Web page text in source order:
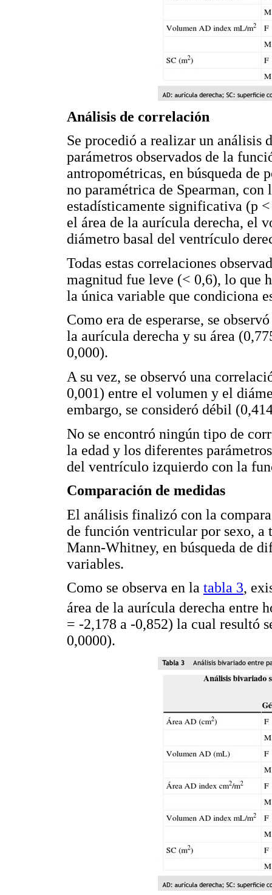
Análisis de correlación
Se procedió a realizar un análisis
parámetros observados de la
antropométricas, en búsqueda de
no paramétrica de Spearman,
estadísticamente significativa (p
el área de la aurícula derecha, el
diámetro basal del ventrículo
Todas estas correlaciones
magnitud fue leve (< 0,6), lo que
la única variable que condiciona
Como era de esperarse, se
la aurícula derecha y su área
0,000).
A su vez, se observó una
0,001) entre el volumen y el
embargo, se consideró débil
No se encontró ningún tipo de
la edad y los diferentes
del ventrículo izquierdo con la
Comparación de medidas
El análisis finalizó con la
de función ventricular por sexo, a
Mann-Whitney, en búsqueda de
variables.
Como se observa en la tabla 3,
área de la aurícula derecha entre
= -2,178 a -0,852) la cual resultó
0,0000).